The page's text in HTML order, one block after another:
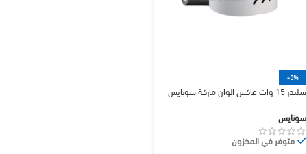
-5%
سلندر 15 وات عاكس الوان ماركة سونايس
سونايس
متوفر في المخزون